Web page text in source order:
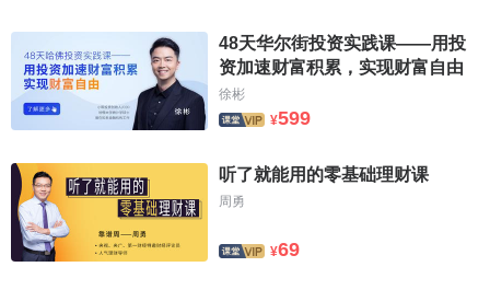
48天华尔街投资实践课——用投
资加速财富积累，实现财富自由
徐彬
¥599
听了就能用的零基础理财课
周勇
¥69